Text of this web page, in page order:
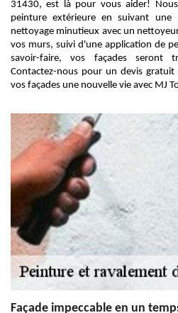
31430, est là pour vous aider!
peinture extérieure en suivant une
nettoyage minutieux avec un
vos murs, suivi d'une application de
savoir-faire, vos façades seront
Contactez-nous pour un devis gratuit
vos façades une nouvelle vie avec MJ
Façade impeccable en un